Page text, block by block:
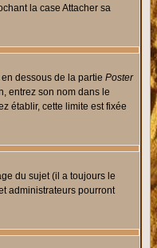
la case Attacher sa
dessous de la partie Poster
entrez son nom dans le
établir, cette limite est fixée
du sujet (il a toujours le
administrateurs pourront